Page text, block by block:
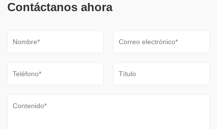
Contáctanos ahora